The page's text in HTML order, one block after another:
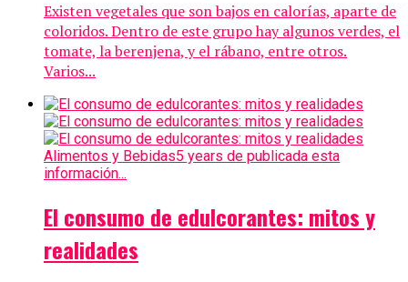
Existen vegetales que son bajos en calorías, aparte de
coloridos. Dentro de este grupo hay algunos verdes, el
tomate, la berenjena, y el rábano, entre otros.
Varios...
Alimentos y Bebidas5 years de publicada esta
información...
El consumo de edulcorantes: mitos y
realidades